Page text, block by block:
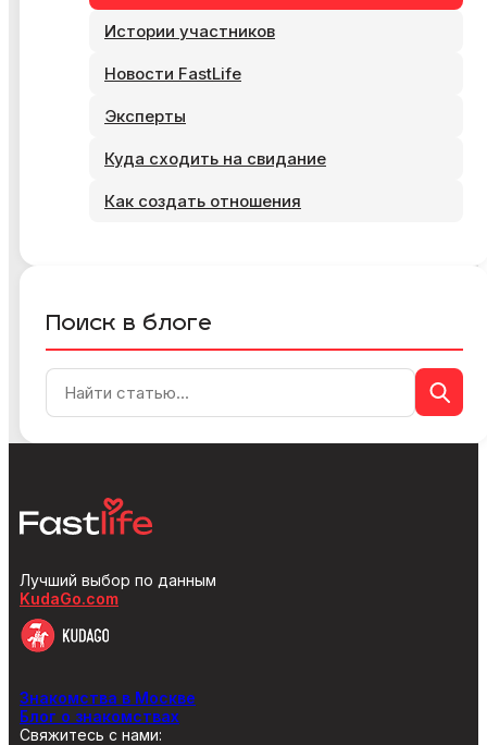
Истории участников
Новости FastLife
Эксперты
Куда сходить на свидание
Как создать отношения
Поиск в блоге
Лучший выбор по данным
KudaGo.com
Знакомства в Москве
Блог о знакомствах
Свяжитесь с нами: